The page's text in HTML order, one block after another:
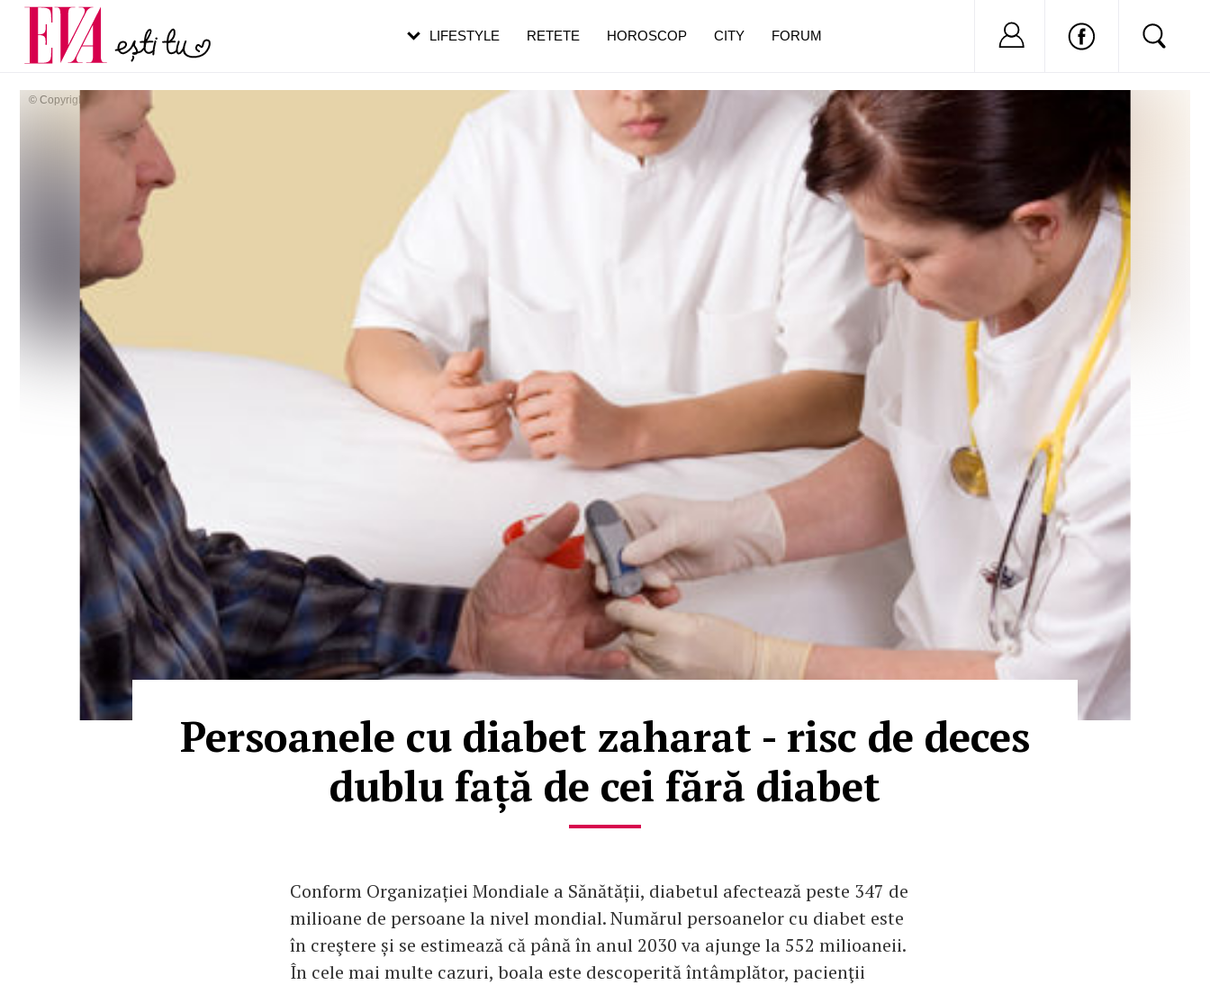
© Copyright:
Persoanele cu diabet zaharat - risc de deces
dublu față de cei fără diabet
Conform Organizației Mondiale a Sănătății, diabetul afectează peste 347 de
milioane de persoane la nivel mondial. Numărul persoanelor cu diabet este
în creştere și se estimează că până în anul 2030 va ajunge la 552 milioaneii.
În cele mai multe cazuri, boala este descoperită întâmplător, pacienţii
LIFESTYLE RETETE HOROSCOP CITY FORUM Nu ai cont?
Carieră
Actualitate
pe măsură ce înaintezi în vârstă
de dureroasă este investigația